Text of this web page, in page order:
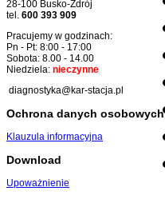
28-100 Busko-Zdrój
tel. 600 393 909
Pracujemy w godzinach:
Pn - Pt: 8:00 - 17:00
Sobota: 8.00 - 14.00
Niedziela: nieczynne
diagnostyka@kar-stacja.pl
Ochrona danych osobowych
Klauzula informacyjna
Download
Upoważnienie